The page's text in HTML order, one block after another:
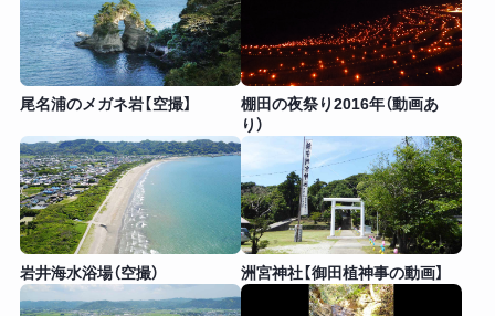
尾名浦のメガネ岩【空撮】
棚田の夜祭り2016年（動画あ
り）
岩井海水浴場（空撮） 洲宮神社【御田植神事の動画】